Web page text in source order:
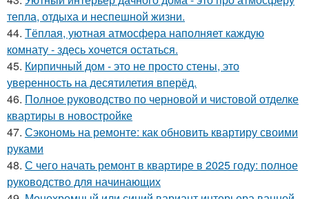
тепла, отдыха и неспешной жизни.
44. Тёплая, уютная атмосфера наполняет каждую
комнату - здесь хочется остаться.
45. Кирпичный дом - это не просто стены, это
уверенность на десятилетия вперёд.
46. Полное руководство по черновой и чистовой отделке
квартиры в новостройке
47. Сэкономь на ремонте: как обновить квартиру своими
руками
48. С чего начать ремонт в квартире в 2025 году: полное
руководство для начинающих